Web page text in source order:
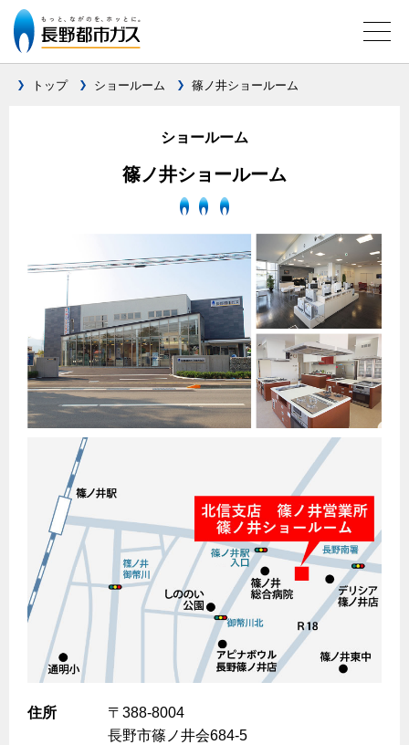
料金の計算方法
家庭用選択約款
ご請求とお支払いについて
口座振替によるお支払い
クレジットカードによるお支払い
払込書による窓口でのお支払い
払込書によるスマホアプリでのお支払い
検針について
原料費調整制度について
こんなときは
ガスくさいとき・警報器が鳴ったとき
ガスが出ないとき
ガスメーターの復帰方法
ガス器具が故障したとき
ガス給湯器・風呂釜の凍結予防方法
設備別に比較する
安全性
調理性
清掃性
ガス給湯器とエコキュートの比較
快適性
経済性
ライフスタイルの変化に対応するエコジョーズ
ガス・電気併用住宅とオール電化住宅の比較
経済性、環境性、創エネ
ライフステージ別に比較する
20代
30代
ガスコンロ
オススメの商品一覧
最新ガスコンロの実力
グリル活用法
コンロの取替えは
レンジフード
レンジフード
オーブン・炊飯器
オーブン
炊飯器
私たちのリフォーム
キッチンをリフォーム
バスルームをリフォーム
サニタリーをリフォーム
その他をリフォーム
リフォーム事例紹介
3つのあんしん宣言
テレビCM
スタッフ
リフォームの流れ
補助金について
リフォームのお知らせ
電力の自由化について
長野都市ガスのでんきのポイント
電気料金 長野都市ガスでんきプラン
都市ガスでんき 従量電灯Ｂ
都市ガスでんき 従量電灯Ｃ
都市ガスでんき 低圧電力
電気料金の計算について
ご請求とお支払い
約款
電気料金のシミュレーション
ご契約・お手続き
お申込み
Chef Ropia's JOYFUL CUISINE
ヤミーのレシピ帖
食育活動について
エコ・クッキング
料理教室レンタル
法人のお客様へ
ホーム お知らせ
お問合わせ・資料請求 ショールーム
情報誌 企業情報
採用情報
トップ ショールーム 篠ノ井ショールーム
ショールーム
篠ノ井ショールーム
住所
〒388-8004
長野市篠ノ井会684-5